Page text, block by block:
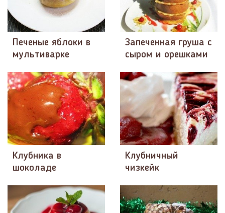
Печеные яблоки в
мультиварке
Запеченная груша с
сыром и орешками
Клубника в
шоколаде
Клубничный
чизкейк